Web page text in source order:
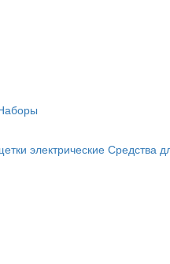
электрические Средства